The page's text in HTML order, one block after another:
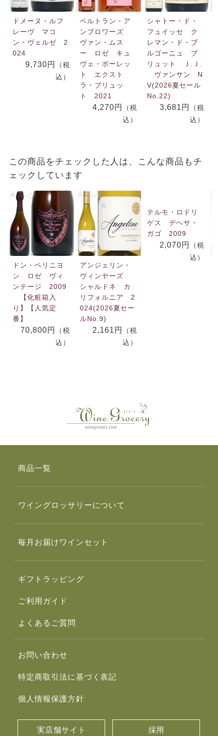
ドメーヌ・ルフ
レーヴ マコ
ン・ヴェルゼ 2
024
9,730円
（税
込）
ベルトラン・ア
ンブロワーズ
ヴァン・ムス
ー ロゼ キュ
ヴェ・ポーレッ
ト エクスト
ラ・ブリュッ
ト 2021
4,270円
（税
込）
シャトー・ド・
フュイッセ ク
レマン・ド・ブ
ルゴーニュ ブ
リュット Ｊ.Ｊ.
ヴァンサン N
V(2026夏セール
No.22)
3,681円
（税
込）
この商品をチェックした人は、こんな商品もチ
ェックしています
ドン・ペリニヨ
ン ロゼ ヴィ
ンテージ 2009
【化粧箱入
り】【人気定
番】
70,800円
（税
込）
アンジェリン・
ヴィンヤーズ
シャルドネ カ
リフォルニア 2
024(2026夏セー
ルNo.9)
2,161円
（税
込）
テルモ・ロドリ
ゲス デヘサ・
ガゴ 2009
2,070円
（税
込）
商品一覧
ワイングロッサリーについて
毎月お届けワインセット
ギフトラッピング
ご利用ガイド
よくあるご質問
お問い合わせ
特定商取引法に基づく表記
個人情報保護方針
実店舗サイト 採用